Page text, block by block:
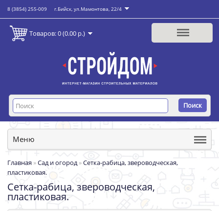
8 (3854) 255-009 г.Бийск, ул.Мамонтова, 22/4
Товаров: 0 (0.00 р.)
Поиск
Меню
Главная »Сад и огород»Сетка-рабица, звероводческая,
пластиковая.
Сетка-рабица, звероводческая,
пластиковая.